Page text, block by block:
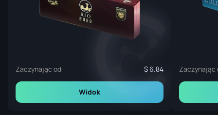
Zaczynając od 6.84
Widok
Zaczynając